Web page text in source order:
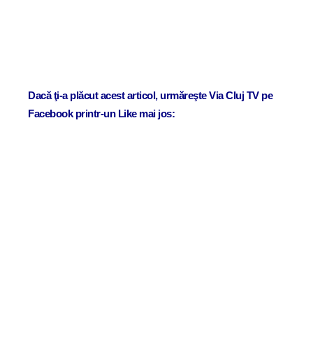
Dacă ţi-a plăcut acest articol, urmăreşte Via Cluj TV pe
Facebook printr-un Like mai jos: